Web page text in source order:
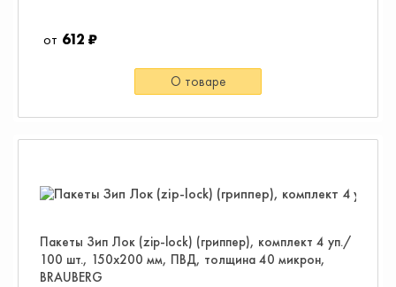
612 ₽
О товаре
Пакеты Зип Лок (zip-lock) (гриппер), комплект 4 уп./
100 шт., 150х200 мм, ПВД, толщина 40 микрон,
BRAUBERG